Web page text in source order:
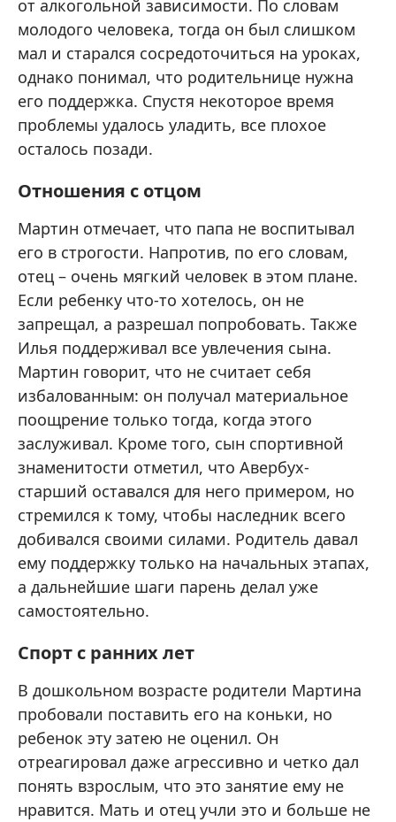
от алкогольной зависимости. По словам
молодого человека, тогда он был слишком
мал и старался сосредоточиться на уроках,
однако понимал, что родительнице нужна
его поддержка. Спустя некоторое время
проблемы удалось уладить, все плохое
осталось позади.
Отношения с отцом
Мартин отмечает, что папа не воспитывал
его в строгости. Напротив, по его словам,
отец – очень мягкий человек в этом плане.
Если ребенку что-то хотелось, он не
запрещал, а разрешал попробовать. Также
Илья поддерживал все увлечения сына.
Мартин говорит, что не считает себя
избалованным: он получал материальное
поощрение только тогда, когда этого
заслуживал. Кроме того, сын спортивной
знаменитости отметил, что Авербух-
старший оставался для него примером, но
стремился к тому, чтобы наследник всего
добивался своими силами. Родитель давал
ему поддержку только на начальных этапах,
а дальнейшие шаги парень делал уже
самостоятельно.
Спорт с ранних лет
В дошкольном возрасте родители Мартина
пробовали поставить его на коньки, но
ребенок эту затею не оценил. Он
отреагировал даже агрессивно и четко дал
понять взрослым, что это занятие ему не
нравится. Мать и отец учли это и больше не